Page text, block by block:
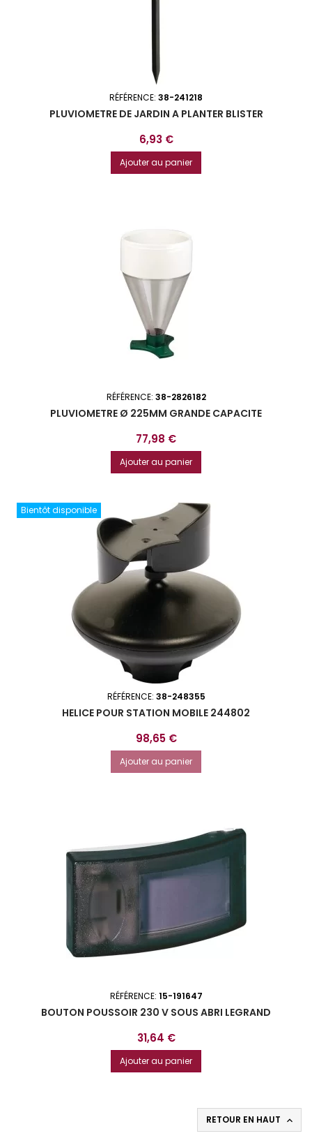
RÉFÉRENCE: 38-241218
PLUVIOMETRE DE JARDIN A PLANTER BLISTER
Prix
6,93 €
Ajouter au panier
RÉFÉRENCE: 38-2826182
PLUVIOMETRE Ø 225MM GRANDE CAPACITE
Prix
77,98 €
Ajouter au panier
Bientôt disponible
RÉFÉRENCE: 38-248355
HELICE POUR STATION MOBILE 244802
Prix
98,65 €
Ajouter au panier
RÉFÉRENCE: 15-191647
BOUTON POUSSOIR 230 V SOUS ABRI LEGRAND
Prix
31,64 €
Ajouter au panier
RETOUR EN HAUT 